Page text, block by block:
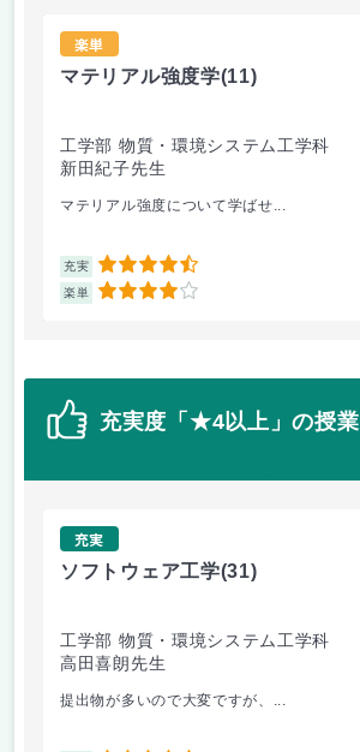
楽単
マテリアル強度学(11)
工学部 物質・環境システム工学科
新田紀子先生
マテリアル強度について学ばせ...
充実 4.5
楽単 4
充実度「★4以上」の授業
充実
ソフトウェア工学(31)
工学部 物質・環境システム工学科
高田喜朗先生
提出物が多いので大変ですが、...